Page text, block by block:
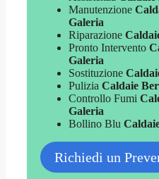
Manutenzione
Galeria
Riparazione
Pronto Intervento
Galeria
Sostituzione
Pulizia Caldaie
Controllo Fumi
Galeria
Bollino Blu
Richiedi un